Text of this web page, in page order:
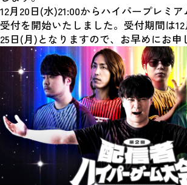
12月20日(水)21:00からハイパープレミ
受付を開始いたしました。受付期間は12
25日(月)となりますので、お早めにお申